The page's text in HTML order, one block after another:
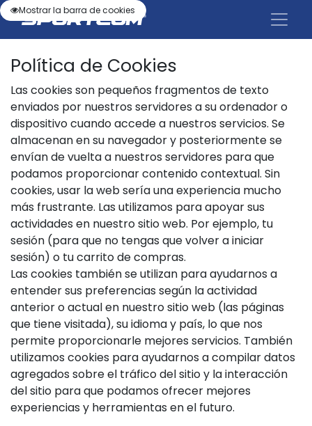
Política de Cookies
Las cookies son pequeños fragmentos de texto
enviados por nuestros servidores a su ordenador o
dispositivo cuando accede a nuestros servicios. Se
almacenan en su navegador y posteriormente se
envían de vuelta a nuestros servidores para que
podamos proporcionar contenido contextual. Sin
cookies, usar la web sería una experiencia mucho
más frustrante. Las utilizamos para apoyar sus
actividades en nuestro sitio web. Por ejemplo, tu
sesión (para que no tengas que volver a iniciar
sesión) o tu carrito de compras.
Las cookies también se utilizan para ayudarnos a
entender sus preferencias según la actividad
anterior o actual en nuestro sitio web (las páginas
que tiene visitada), su idioma y país, lo que nos
permite proporcionarle mejores servicios. También
utilizamos cookies para ayudarnos a compilar datos
agregados sobre el tráfico del sitio y la interacción
del sitio para que podamos ofrecer mejores
experiencias y herramientas en el futuro.
Mostrar la barra de cookies